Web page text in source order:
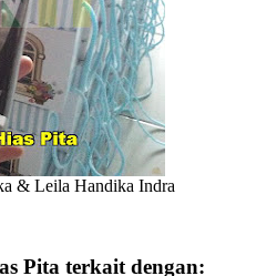
& Leila Handika Indra
Pita terkait dengan: